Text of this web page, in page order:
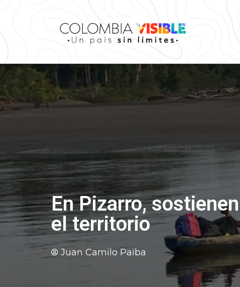
En Pizarro,
el territorio
Juan Camilo Paiba